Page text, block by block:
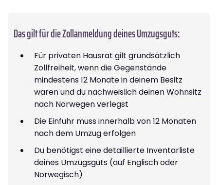
Das gilt für die Zollanmeldung deines Umzugsguts:
Für privaten Hausrat gilt grundsätzlich
Zollfreiheit, wenn die Gegenstände
mindestens 12 Monate in deinem Besitz
waren und du nachweislich deinen Wohnsitz
nach Norwegen verlegst
Die Einfuhr muss innerhalb von 12 Monaten
nach dem Umzug erfolgen
Du benötigst eine detaillierte Inventarliste
deines Umzugsguts (auf Englisch oder
Norwegisch)